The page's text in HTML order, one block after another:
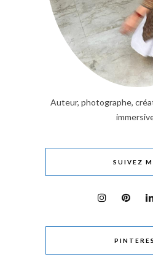
Auteur, photographe,
SUIVEZ